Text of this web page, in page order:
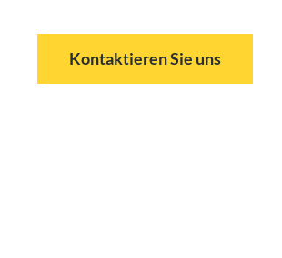
Kontaktieren Sie uns